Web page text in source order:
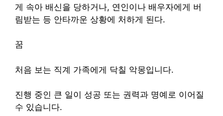
게 속아 배신을 당하거나, 연인이나 배우자에게 버
림받는 등 안타까운 상황에 처하게 된다.
꿈
처음 보는 직계 가족에게 닥칠 악몽입니다.
진행 중인 큰 일이 성공 또는 권력과 명예로 이어질
수 있습니다.